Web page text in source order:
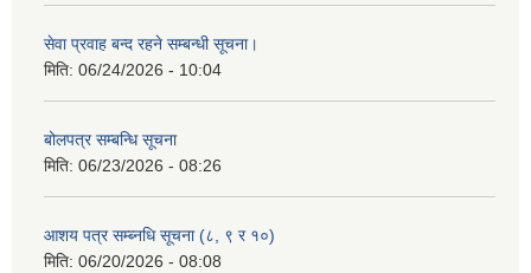
सेवा प्रवाह बन्द रहने सम्बन्धी सूचना।
मिति: 06/24/2026 - 10:04
बोलपत्र सम्बन्धि सूचना
मिति: 06/23/2026 - 08:26
आशय पत्र सम्ब्नधि सूचना (८, ९ र १०)
मिति: 06/20/2026 - 08:08